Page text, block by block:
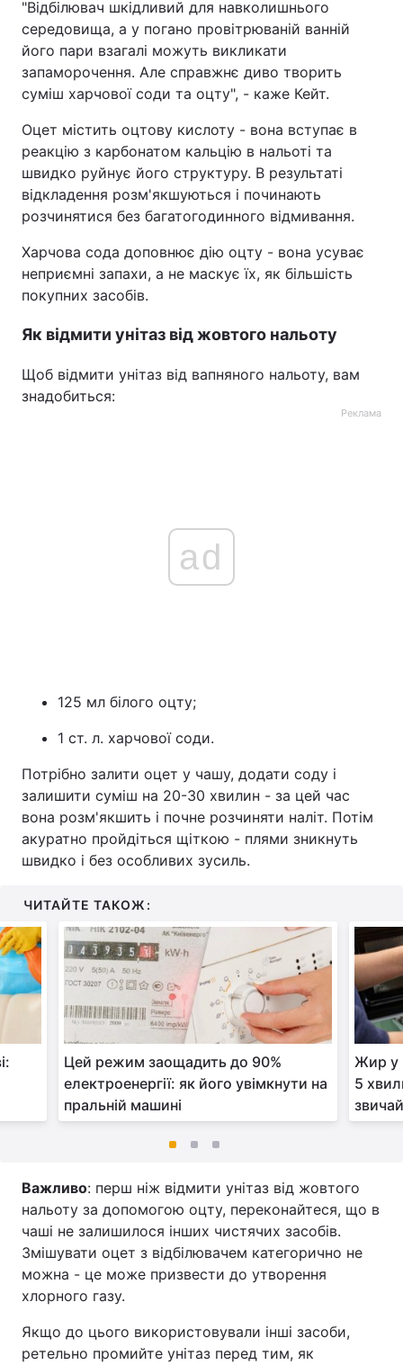
"Відбілювач шкідливий для навколишнього
середовища, а у погано провітрюваній ванній
його пари взагалі можуть викликати
запаморочення. Але справжнє диво творить
суміш харчової соди та оцту", - каже Кейт.
Оцет містить оцтову кислоту - вона вступає в
реакцію з карбонатом кальцію в нальоті та
швидко руйнує його структуру. В результаті
відкладення розм'якшуються і починають
розчинятися без багатогодинного відмивання.
Харчова сода доповнює дію оцту - вона усуває
неприємні запахи, а не маскує їх, як більшість
покупних засобів.
Як відмити унітаз від жовтого нальоту
Щоб відмити унітаз від вапняного нальоту, вам
знадобиться:
Реклама
ad
125 мл білого оцту;
1 ст. л. харчової соди.
Потрібно залити оцет у чашу, додати соду і
залишити суміш на 20-30 хвилин - за цей час
вона розм'якшить і почне розчиняти наліт. Потім
акуратно пройдіться щіткою - плями зникнуть
швидко і без особливих зусиль.
ЧИТАЙТЕ ТАКОЖ:
Цей режим заощадить до 90%
електроенергії: як його увімкнути на
пральній машині
Жир у
5
Важливо: перш ніж відмити унітаз від жовтого
нальоту за допомогою оцту, переконайтеся, що в
чаші не залишилося інших чистячих засобів.
Змішувати оцет з відбілювачем категорично не
можна - це може призвести до утворення
хлорного газу.
Якщо до цього використовували інші засоби,
ретельно промийте унітаз перед тим, як